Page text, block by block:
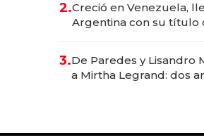
2.Creció en Venezuela,
Argentina con su título
las marcas "fast
3.De Paredes y Lisandro
a Mirtha Legrand: dos